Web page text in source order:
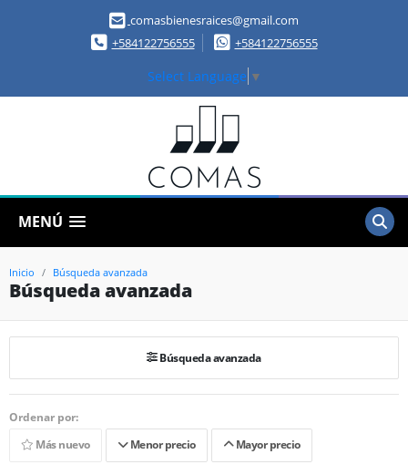
comasbienesraices@gmail.com
+584122756555
+584122756555
Select Language ▼
MENÚ
Inicio Búsqueda avanzada
Búsqueda avanzada
Búsqueda avanzada
Ordenar por:
Más nuevo
Menor precio Mayor precio